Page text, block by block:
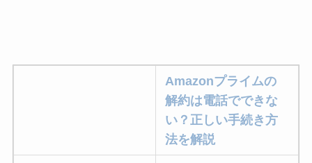
Amazonプライムの
解約は電話でできな
い？正しい手続き方
法を解説